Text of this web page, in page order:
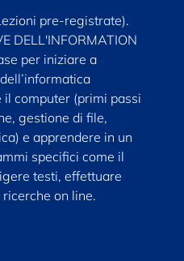
pre-registrate).
DELL'INFORMATION
per iniziare a
computer (primi passi
gestione di file,
e apprendere in un
specifici come il
testi, effettuare
on line.